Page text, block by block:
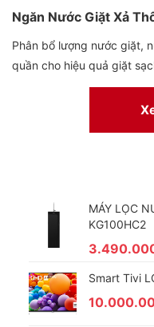
Ngăn Nước Giặt Xả
Phân bổ lượng nước giặt,
quần cho hiệu quả giặt
đầy 1 lần, dùng trong 1
Giặt Sạch Sâu, Bảo
MÁY LỌC
KG100HC2
Smart Tivi